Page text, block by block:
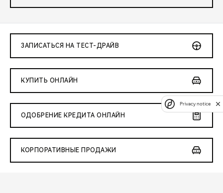
ЗАПИСАТЬСЯ НА ТЕСТ-ДРАЙВ
КУПИТЬ ОНЛАЙН
ОДОБРЕНИЕ КРЕДИТА ОНЛАЙН
КОРПОРАТИВНЫЕ ПРОДАЖИ
Privacy notice